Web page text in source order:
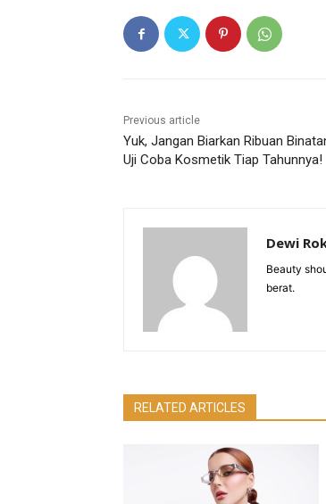
Previous article
Yuk, Jangan Biarkan Ribuan
Uji Coba Kosmetik Tiap Tahunnya!
Dewi
Beauty
berat.
RELATED ARTICLES